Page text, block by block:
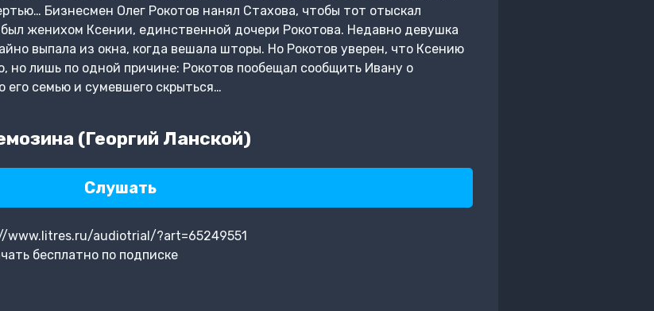
Бизнесмен Олег Рокотов нанял Стахова, чтобы тот отыскал
был женихом Ксении, единственной дочери Рокотова. Недавно девушка
выпала из окна, когда вешала шторы. Но Рокотов уверен, что Ксению
но лишь по одной причине: Рокотов пообещал сообщить Ивану о
семью и сумевшего скрыться…
(Георгий Ланской)
Слушать
www.litres.ru/audiotrial/?art=65249551
бесплатно по подписке